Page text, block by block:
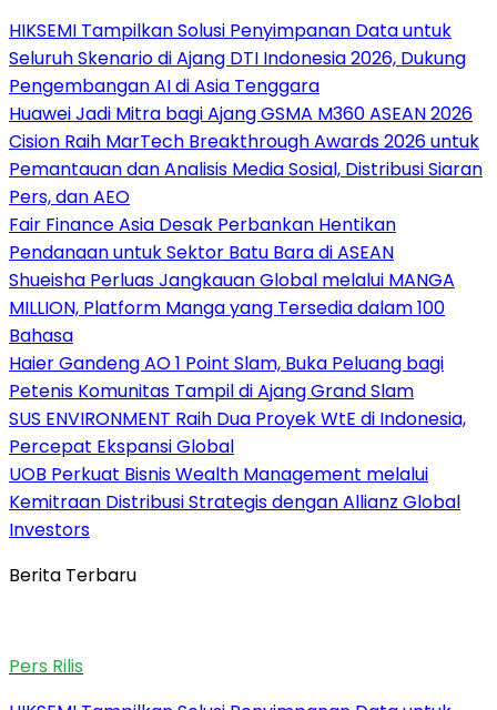
HIKSEMI Tampilkan Solusi Penyimpanan Data untuk
Seluruh Skenario di Ajang DTI Indonesia 2026, Dukung
Pengembangan AI di Asia Tenggara
Huawei Jadi Mitra bagi Ajang GSMA M360 ASEAN 2026
Cision Raih MarTech Breakthrough Awards 2026 untuk
Pemantauan dan Analisis Media Sosial, Distribusi Siaran
Pers, dan AEO
Fair Finance Asia Desak Perbankan Hentikan
Pendanaan untuk Sektor Batu Bara di ASEAN
Shueisha Perluas Jangkauan Global melalui MANGA
MILLION, Platform Manga yang Tersedia dalam 100
Bahasa
Haier Gandeng AO 1 Point Slam, Buka Peluang bagi
Petenis Komunitas Tampil di Ajang Grand Slam
SUS ENVIRONMENT Raih Dua Proyek WtE di Indonesia,
Percepat Ekspansi Global
UOB Perkuat Bisnis Wealth Management melalui
Kemitraan Distribusi Strategis dengan Allianz Global
Investors
Berita Terbaru
Pers Rilis